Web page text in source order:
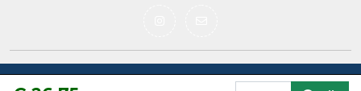
Copyright © MODII 2004-2020